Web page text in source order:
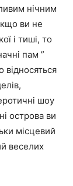
нічним
ви не
і тиші, то
пам ”
відносяться
шоу
острова ви
місцевий
веселих